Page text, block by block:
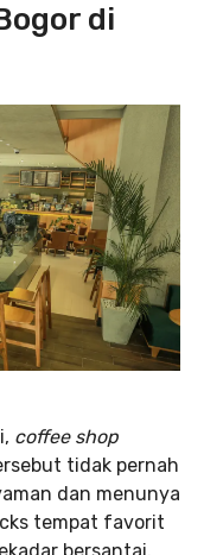
di
coffee shop
tidak pernah
dan menunya
tempat favorit